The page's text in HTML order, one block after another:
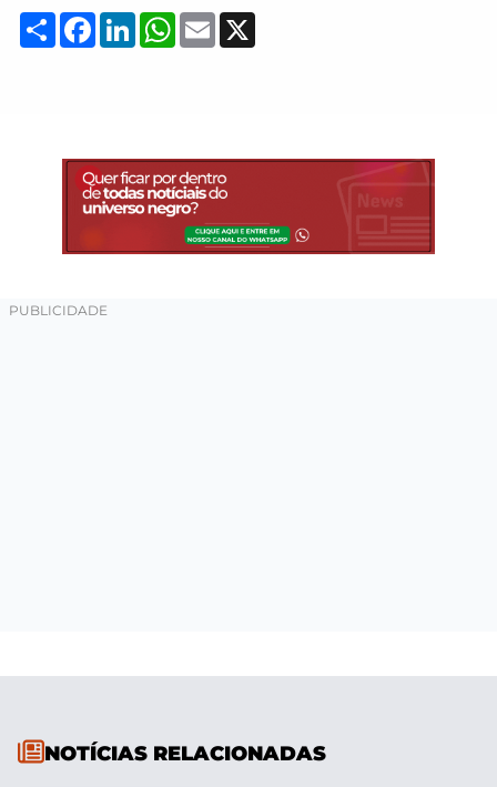
Compartilhar
Facebook
LinkedInWhatsApp
Email
NOTÍCIAS RELACIONADAS